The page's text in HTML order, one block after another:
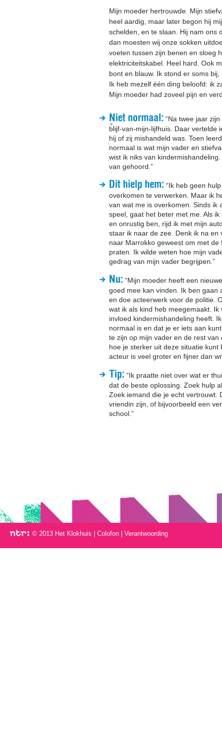
Mijn moeder hertrouwde. Mijn
heel aardig, maar later begon hij
schelden, en te slaan. Hij nam ons
dan moesten wij onze sokken
voeten tussen zijn benen en sloeg
elektriciteitskabel. Heel hard. Ook
bont en blauw. Ik stond er soms
Ik heb mezelf één ding beloofd: ik
Mijn moeder had zoveel pijn en
Niet normaal: “Na twee jaar
blijf-van-mijn-lijfhuis. Daar vertelde
hij of zij mishandeld was. Toen
normaal is wat mijn vader en
wist ik niks van
van gehoord.”
Dit hielp hem: “Ik heb geen
overkomen te verwerken. Maar ik
van wat me is overkomen. Sinds ik
speel, gaat het beter met me. Als
en onrustig ben, rijd ik met mijn
staar ik naar de zee. Denk ik na en
naar Marrokko geweest om met
praten. Ik wilde weten hoe mijn
gedrag van mijn vader begrijpen.”
Nu: “Mijn moeder heeft een
goed mee kan vinden. Ik ben gaan
en doe acteerwerk voor de politie.
wat ik als kind heb meegemaakt. Ik
invloed kindermishandeling heeft.
normaal is en dat je er iets aan
te zijn op mijn vader en de rest van
hoe je sterker uit deze situatie kunt
acteur is veel groter en fijner dan
Tip: “Ik praatte niet over wat er
dat de beste oplossing. Zoek hulp
Zoek iemand die je echt vertrouwt.
vriendin zijn, of bijvoorbeeld een
school.”
© 2013 Het Klokhuis Colofon Verantwoording